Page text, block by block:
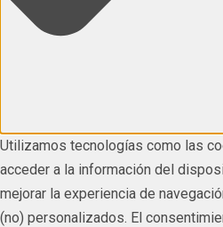
Utilizamos tecnologías como las
acceder a la información del
mejorar la experiencia de
(no) personalizados. El